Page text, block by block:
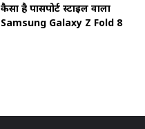
कैसा है पासपोर्ट स्टाइल वाला
Samsung Galaxy Z Fold 8